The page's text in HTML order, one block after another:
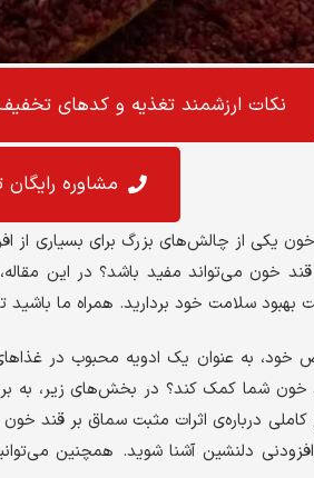
نکات ارزشمند تغذیه و کد‌های تخفیف
مشاوره رایگان
یکی از چالش‌های بزرگ برای بسیاری از
خون می‌تواند مفید باشد؟ در این
سلامت خود بردارید. همراه ما باشید
به عنوان یک ادویه محبوب در غذاهای
خون شما کمک کند؟ در بخش‌های زیر، به
درباره‌ی اثرات مثبت سماق بر قند
دلنشین آشنا شوید. همچنین